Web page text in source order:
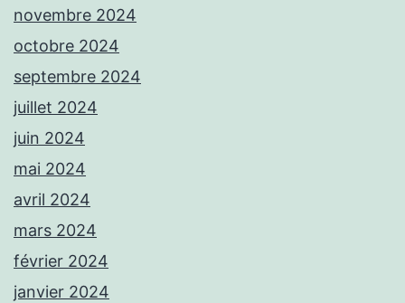
novembre 2024
octobre 2024
septembre 2024
juillet 2024
juin 2024
mai 2024
avril 2024
mars 2024
février 2024
janvier 2024